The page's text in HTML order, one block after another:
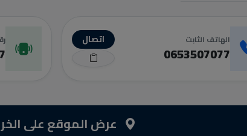
الهاتف الثابت
0653507077
اتصال
عرض الموقع على